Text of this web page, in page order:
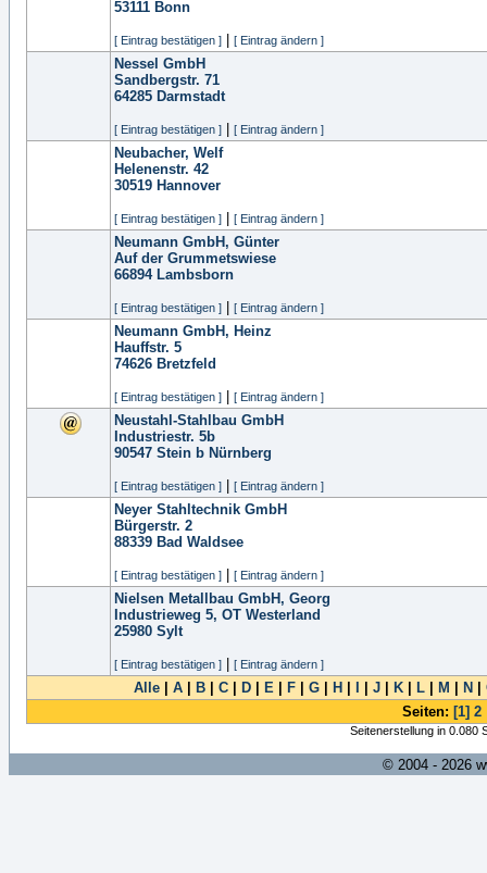
53111 Bonn
[ Eintrag bestätigen ] [ Eintrag ändern ]
Nessel GmbH
Sandbergstr. 71
64285 Darmstadt
[ Eintrag bestätigen ] [ Eintrag ändern ]
Neubacher, Welf
Helenenstr. 42
30519 Hannover
[ Eintrag bestätigen ] [ Eintrag ändern ]
Neumann GmbH, Günter
Auf der Grummetswiese
66894 Lambsborn
[ Eintrag bestätigen ] [ Eintrag ändern ]
Neumann GmbH, Heinz
Hauffstr. 5
74626 Bretzfeld
[ Eintrag bestätigen ] [ Eintrag ändern ]
Neustahl-Stahlbau GmbH
Industriestr. 5b
90547 Stein b Nürnberg
[ Eintrag bestätigen ] [ Eintrag ändern ]
Neyer Stahltechnik GmbH
Bürgerstr. 2
88339 Bad Waldsee
[ Eintrag bestätigen ] [ Eintrag ändern ]
Nielsen Metallbau GmbH, Georg
Industrieweg 5, OT Westerland
25980 Sylt
[ Eintrag bestätigen ] [ Eintrag ändern ]
Alle A B C D E F G H J K L M N
Seiten: [1] 2
Seitenerstellung in 0.080
© 2004 - 2026